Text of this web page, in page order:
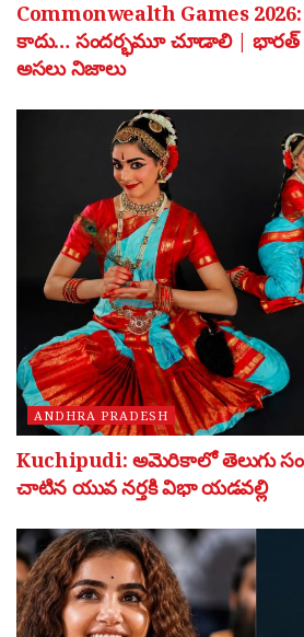
Commonwealth Games
కాదు… సందర్భమూ చూడాలి | భారత్
అసలు నిజాలు
ANDHRA PRADESH
Kuchipudi: అమెరికాలో తెలుగు
చాటిన యువ నర్తకి విభా యడవల్లి